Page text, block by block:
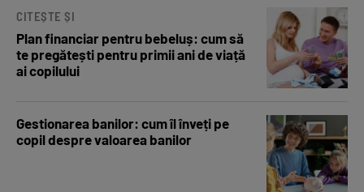
CITEȘTE ȘI
Plan financiar pentru bebeluș: cum să
te pregătești pentru primii ani de viață
ai copilului
Gestionarea banilor: cum îl înveți pe
copil despre valoarea banilor